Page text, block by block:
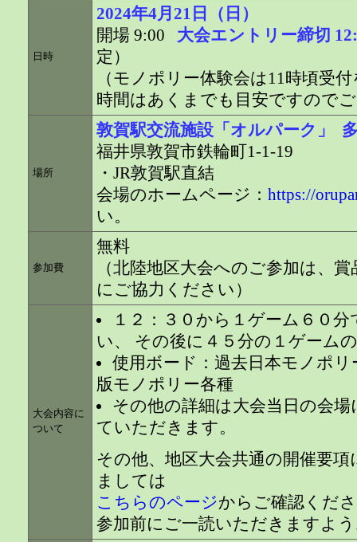
日時
2024年4月21日（日）
開場 9:00 大会エントリー締切
定）
（モノポリー体験会は11時頃受
時間はあくまでも目安ですので
場所
敦賀駅交流施設「オルパーク」
福井県敦賀市鉄輪町1-1-19
・JR敦賀駅直結
会場のホームページ： https://
い。
参加費
無料
（北陸地区大会へのご参加は、
にご協力ください）
大会内容に
ついて
１２：３０から１ゲーム６０
い、 その後に４５分の１ゲーム
使用ボード：過去日本モノポ
版モノポリー各種
その他の詳細は大会当日の会
ていただきます。
その他、地区大会共通の開催要項
ましては
こちらのページからご確認くだ
参加前にご一読いただきますよ